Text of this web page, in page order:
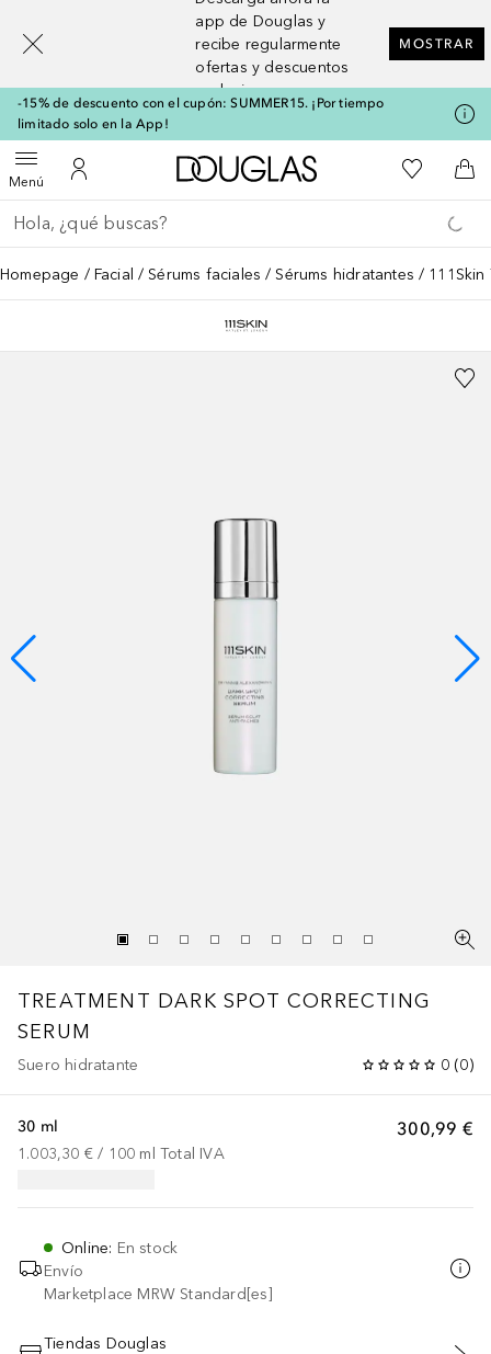
app de Douglas y
recibe regularmente
ofertas y descuentos
exclusivos
MOSTRAR
-15% de descuento con el cupón: SUMMER15. ¡Por tiempo
limitado solo en la App!
MenúAbrir menúMi cuenta
A Douglas HomeMi lista de
A
Regresar
Ejecutar búsqueda
Homepage Facial Sérums faciales Sérums hidratantes
TREATMENT DARK SPOT CORRECTING
SERUM
Suero hidratante 0 (0)
300,99 €
30 ml
1.003,30 € / 100 ml Total IVA
Online: En stock
Envío
Marketplace MRW Standard[es]
Tiendas Douglas
[navigation.slideout.screenreader]